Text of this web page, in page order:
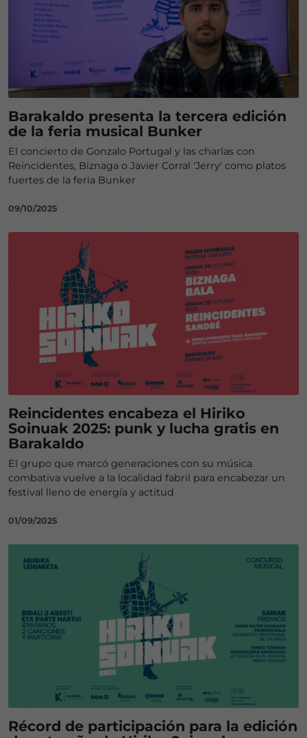
Barakaldo presenta la tercera edición
de la feria musical Bunker
El concierto de Gonzalo Portugal y las charlas con
Reincidentes, Biznaga o Javier Corral 'Jerry' como platos
fuertes de la feria Bunker
09/10/2025
Reincidentes encabeza el Hiriko
Soinuak 2025: punk y lucha gratis en
Barakaldo
El grupo que marcó generaciones con su música
combativa vuelve a la localidad fabril para encabezar un
festival lleno de energía y actitud
01/09/2025
Récord de participación para la edición